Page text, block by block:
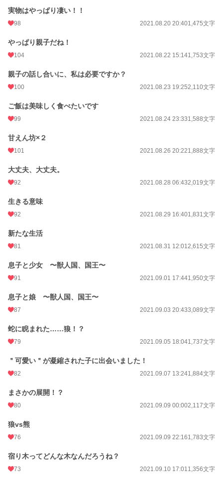
実物はやっぱり凄い！！
98 2021.08.20 20:401,475文字
やっぱり親子だね！
104 2021.08.22 15:141,753文字
親子の話し合いに、私は必要ですか？
100 2021.08.23 19:252,110文字
ご飯は美味しく食べたいです
99 2021.08.24 23:331,588文字
甘えん坊×２
101 2021.08.26 20:221,888文字
大丈夫、大丈夫。
92 2021.08.28 06:432,019文字
生きる意味
92 2021.08.29 16:401,831文字
新たな生活
81 2021.08.31 12:012,615文字
息子と少女 〜獣人国、国王〜
91 2021.09.01 17:441,950文字
息子と娘 〜獣人国、国王〜
87 2021.09.03 20:433,089文字
蛇に睨まれた……狼！？
79 2021.09.05 18:041,737文字
＂可愛い＂が凝縮された子に出会いました！
82 2021.09.07 13:241,884文字
まさかの展開！？
80 2021.09.09 00:002,117文字
狼vs熊
76 2021.09.09 22:161,783文字
宿り木ってどんな木なんだろうね？
73 2021.09.10 17:011,356文字